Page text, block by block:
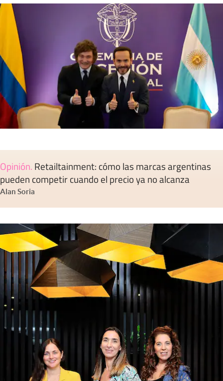
Opinión. Retailtainment: cómo las marcas argentinas
pueden competir cuando el precio ya no alcanza
Alan Soria